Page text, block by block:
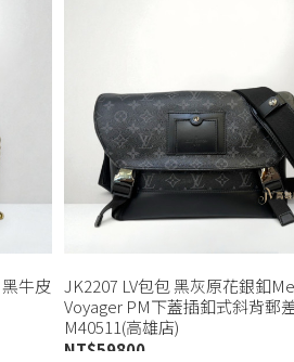
牛皮
JK2207 LV包包 黑灰原花銀釦
Voyager PM下蓋插釦式斜背郵
M40511(高雄店)
NT$59800